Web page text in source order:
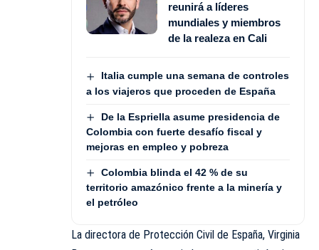
reunirá a líderes
mundiales y miembros
de la realeza en Cali
Italia cumple una semana de controles
a los viajeros que proceden de España
De la Espriella asume presidencia de
Colombia con fuerte desafío fiscal y
mejoras en empleo y pobreza
Colombia blinda el 42 % de su
territorio amazónico frente a la minería y
el petróleo
La directora de Protección Civil de España, Virginia